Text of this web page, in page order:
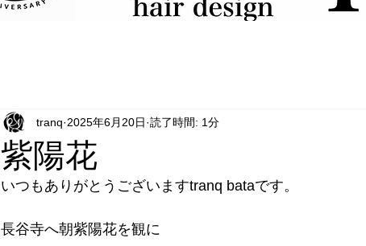
紫陽花
tranq 2025年6月20日 読了時間: 1分
いつもありがとうございますtranq bataです。
長谷寺へ朝紫陽花を観に